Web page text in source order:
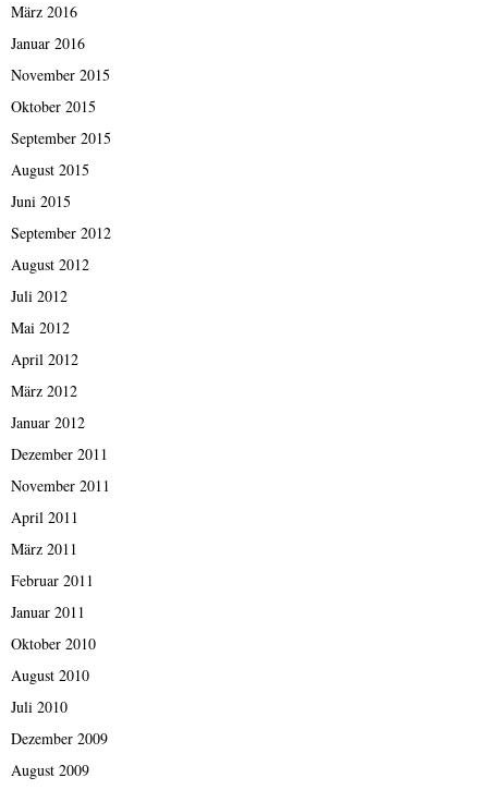
März 2016
Januar 2016
November 2015
Oktober 2015
September 2015
August 2015
Juni 2015
September 2012
August 2012
Juli 2012
Mai 2012
April 2012
März 2012
Januar 2012
Dezember 2011
November 2011
April 2011
März 2011
Februar 2011
Januar 2011
Oktober 2010
August 2010
Juli 2010
Dezember 2009
August 2009